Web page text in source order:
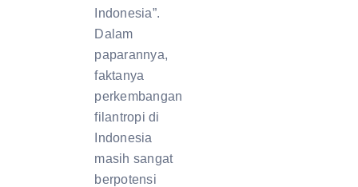
Indonesia”.
Dalam
paparannya,
faktanya
perkembangan
filantropi di
Indonesia
masih sangat
berpotensi